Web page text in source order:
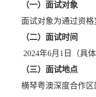
（一） 面试对象
面试对象为通过资格
（二）面试时间
2024年6月1日（具体
（三）面试地点
横琴粤澳深度合作区